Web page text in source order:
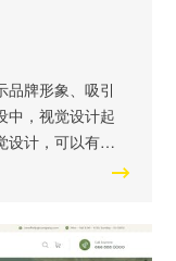
品牌形象、吸引
中，视觉设计起
设计，可以有效
形象。本文将介
要的角色，能够